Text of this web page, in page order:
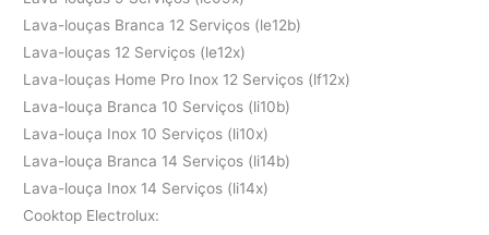
Lava-louças Branca 12 Serviços (le12b)
Lava-louças 12 Serviços (le12x)
Lava-louças Home Pro Inox 12 Serviços (lf12x)
Lava-louça Branca 10 Serviços (li10b)
Lava-louça Inox 10 Serviços (li10x)
Lava-louça Branca 14 Serviços (li14b)
Lava-louça Inox 14 Serviços (li14x)
Cooktop Electrolux: